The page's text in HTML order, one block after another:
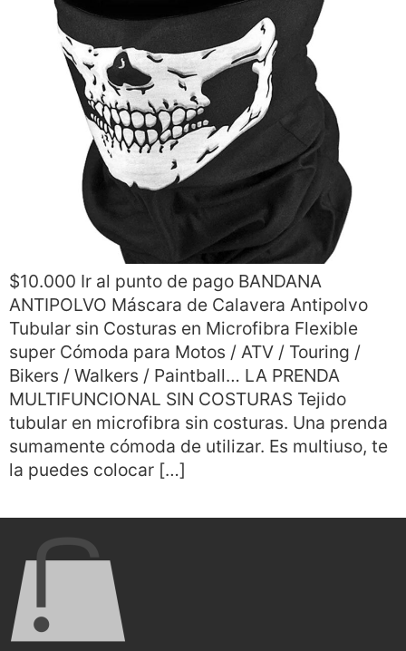
$10.000 Ir al punto de pago BANDANA
ANTIPOLVO Máscara de Calavera Antipolvo
Tubular sin Costuras en Microfibra Flexible
super Cómoda para Motos / ATV / Touring /
Bikers / Walkers / Paintball… LA PRENDA
MULTIFUNCIONAL SIN COSTURAS Tejido
tubular en microfibra sin costuras. Una prenda
sumamente cómoda de utilizar. Es multiuso, te
la puedes colocar […]